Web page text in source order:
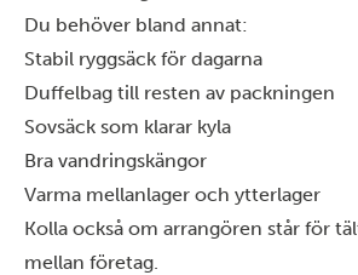
Du behöver bland annat:
Stabil ryggsäck för dagarna
Duffelbag till resten av packningen
Sovsäck som klarar kyla
Bra vandringskängor
Varma mellanlager och ytterlager
Kolla också om arrangören står för
mellan företag.